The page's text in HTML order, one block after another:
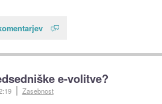
e-volitve?
Zasebnost